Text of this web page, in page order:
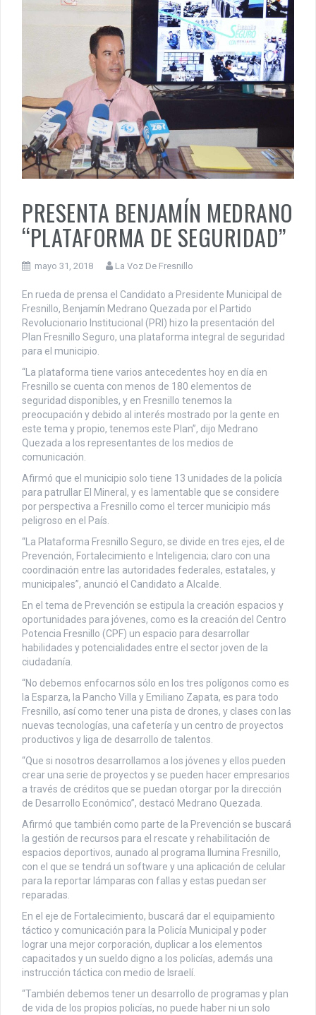
PRESENTA BENJAMÍN MEDRANO
“PLATAFORMA DE SEGURIDAD”
mayo 31, 2018 La Voz De Fresnillo
En rueda de prensa el Candidato a Presidente Municipal de
Fresnillo, Benjamín Medrano Quezada por el Partido
Revolucionario Institucional (PRI) hizo la presentación del
Plan Fresnillo Seguro, una plataforma integral de seguridad
para el municipio.
“La plataforma tiene varios antecedentes hoy en día en
Fresnillo se cuenta con menos de 180 elementos de
seguridad disponibles, y en Fresnillo tenemos la
preocupación y debido al interés mostrado por la gente en
este tema y propio, tenemos este Plan”, dijo Medrano
Quezada a los representantes de los medios de
comunicación.
Afirmó que el municipio solo tiene 13 unidades de la policía
para patrullar El Mineral, y es lamentable que se considere
por perspectiva a Fresnillo como el tercer municipio más
peligroso en el País.
“La Plataforma Fresnillo Seguro, se divide en tres ejes, el de
Prevención, Fortalecimiento e Inteligencia; claro con una
coordinación entre las autoridades federales, estatales, y
municipales”, anunció el Candidato a Alcalde.
En el tema de Prevención se estipula la creación espacios y
oportunidades para jóvenes, como es la creación del Centro
Potencia Fresnillo (CPF) un espacio para desarrollar
habilidades y potencialidades entre el sector joven de la
ciudadanía.
“No debemos enfocarnos sólo en los tres polígonos como es
la Esparza, la Pancho Villa y Emiliano Zapata, es para todo
Fresnillo, así como tener una pista de drones, y clases con las
nuevas tecnologías, una cafetería y un centro de proyectos
productivos y liga de desarrollo de talentos.
“Que si nosotros desarrollamos a los jóvenes y ellos pueden
crear una serie de proyectos y se pueden hacer empresarios
a través de créditos que se puedan otorgar por la dirección
de Desarrollo Económico”, destacó Medrano Quezada.
Afirmó que también como parte de la Prevención se buscará
la gestión de recursos para el rescate y rehabilitación de
espacios deportivos, aunado al programa Ilumina Fresnillo,
con el que se tendrá un software y una aplicación de celular
para la reportar lámparas con fallas y estas puedan ser
reparadas.
En el eje de Fortalecimiento, buscará dar el equipamiento
táctico y comunicación para la Policía Municipal y poder
lograr una mejor corporación, duplicar a los elementos
capacitados y un sueldo digno a los policías, además una
instrucción táctica con medio de Israelí.
“También debemos tener un desarrollo de programas y plan
de vida de los propios policías, no puede haber ni un solo